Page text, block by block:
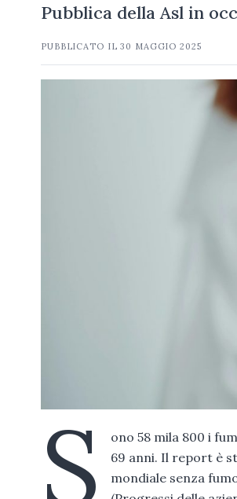
Pubblica della Asl in
PUBBLICATO IL30 MAGGIO 2025
S
ono 58 mila 800 i
69 anni. Il report è
mondiale senza